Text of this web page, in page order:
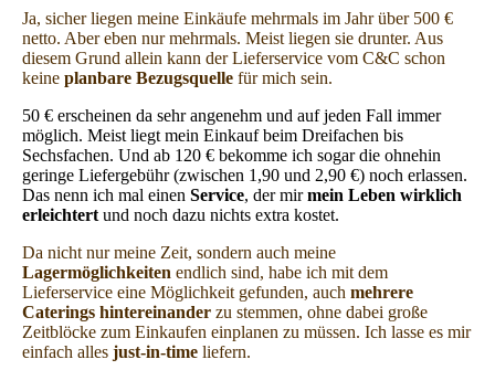
Ja, sicher liegen meine Einkäufe mehrmals im Jahr über 500 €
netto. Aber eben nur mehrmals. Meist liegen sie drunter. Aus
diesem Grund allein kann der Lieferservice vom C&C schon
keine planbare Bezugsquelle für mich sein.
50 € erscheinen da sehr angenehm und auf jeden Fall immer
möglich. Meist liegt mein Einkauf beim Dreifachen bis
Sechsfachen. Und ab 120 € bekomme ich sogar die ohnehin
geringe Liefergebühr (zwischen 1,90 und 2,90 €) noch erlassen.
Das nenn ich mal einen Service, der mirmein Leben wirklich
erleichtert und noch dazu nichts extra kostet.
Da nicht nur meine Zeit, sondern auch meine
Lagermöglichkeiten endlich sind, habe ich mit dem
Lieferservice eine Möglichkeit gefunden, auch mehrere
Caterings hintereinander zu stemmen, ohne dabei große
Zeitblöcke zum Einkaufen einplanen zu müssen. Ich lasse es mir
einfach alles just-in-time liefern.